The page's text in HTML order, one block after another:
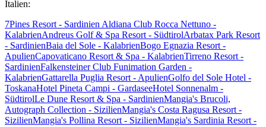
Italien:
7Pines Resort - Sardinien Aldiana Club Rocca Nettuno -
KalabrienAndreus Golf & Spa Resort - SüdtirolArbatax Park Resort
- SardinienBaia del Sole - KalabrienBogo Egnazia Resort -
ApulienCapovaticano Resort & Spa - KalabrienTirreno Resort -
SardinienFalkensteiner Club Funimation Garden -
KalabrienGattarella Puglia Resort - ApulienGolfo del Sole Hotel -
ToskanaHotel Pineta Campi - GardaseeHotel Sonnenalm -
SüdtirolLe Dune Resort & Spa - SardinienMangia's Brucoli,
Autograph Collection - SizilienMangia's Costa Ragusa Resort -
SizilienMangia's Pollina Resort - SizilienMangia's Sardinia Resort -